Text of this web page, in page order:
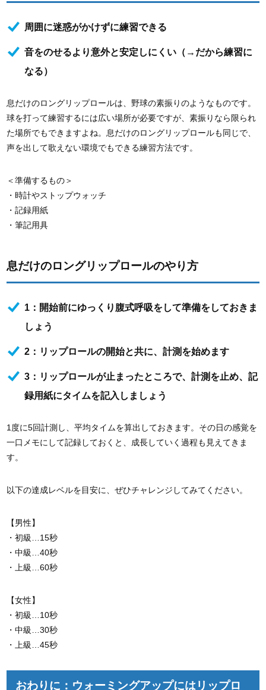
周囲に迷惑がかけずに練習できる
音をのせるより意外と安定しにくい（→だから練習に
なる）
息だけのロングリップロールは、野球の素振りのようなものです。
球を打って練習するには広い場所が必要ですが、素振りなら限られ
た場所でもできますよね。息だけのロングリップロールも同じで、
声を出して歌えない環境でもできる練習方法です。
＜準備するもの＞
・時計やストップウォッチ
・記録用紙
・筆記用具
息だけのロングリップロールのやり方
1：開始前にゆっくり腹式呼吸をして準備をしておきま
しょう
2：リップロールの開始と共に、計測を始めます
3：リップロールが止まったところで、計測を止め、記
録用紙にタイムを記入しましょう
1度に5回計測し、平均タイムを算出しておきます。その日の感覚を
一口メモにして記録しておくと、成長していく過程も見えてきま
す。
以下の達成レベルを目安に、ぜひチャレンジしてみてください。
【男性】
・初級…15秒
・中級…40秒
・上級…60秒
【女性】
・初級…10秒
・中級…30秒
・上級…45秒
おわりに：ウォーミングアップにはリップロ